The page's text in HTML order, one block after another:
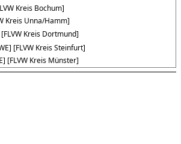
Kreis Bochum]
Kreis Unna/Hamm]
[FLVW Kreis Dortmund]
[FLVW Kreis Steinfurt]
[FLVW Kreis Münster]